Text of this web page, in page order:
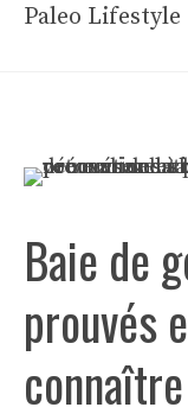
AllerPaleo Lifestyle
Baie de
prouvés